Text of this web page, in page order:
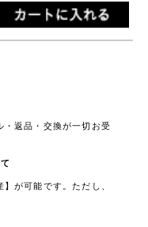
・返品・交換が一切お受
が可能です。ただし、